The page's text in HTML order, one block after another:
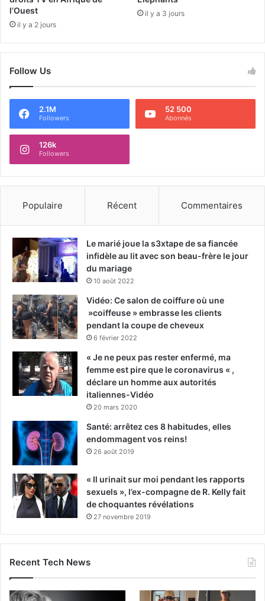
l’Ouest
il y a 2 jours
il y a 3 jours
Follow Us
2.1M
Followers
52 500
Abonnés
126k
Followers
Populaire Récent Commentaires
Le marié joue la s3xtape de sa fiancée
infidèle au lit avec son beau-frère le jour
du mariage
10 août 2022
Vidéo: Ce salon de coiffure où une
»coiffeuse » embrasse les clients
pendant la coupe de cheveux
6 février 2022
« Je ne peux pas rester enfermé, ma
femme est pire que le coronavirus « ,
déclare un homme aux autorités
italiennes-Vidéo
20 mars 2020
Santé: arrêtez ces 8 habitudes, elles
endommagent vos reins!
26 août 2019
« Il urinait sur moi pendant les rapports
sexuels », l’ex-compagne de R. Kelly fait
de choquantes révélations
27 novembre 2019
Recent Tech News